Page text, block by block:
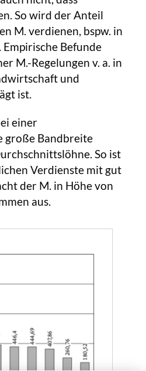
So wird der Anteil
M. verdienen, bspw. in
Befunde
M.-Regelungen v. a. in
und
ist.
einer
große Bandbreite
So ist
Verdienste mit gut
der M. in Höhe von
aus.